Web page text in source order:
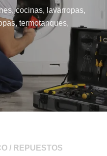
cocinas, lavarropas,
termotanques,
/ REPUESTOS